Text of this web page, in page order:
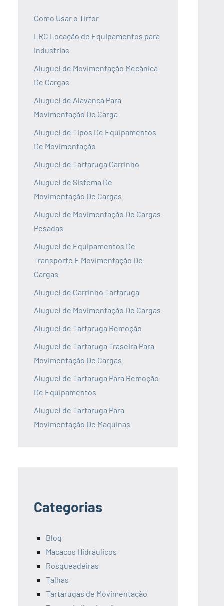
Como Usar o Tirfor
LRC Locação de Equipamentos para
Industrias
Aluguel de Movimentação Mecânica
De Cargas
Aluguel de Alavanca Para
Movimentação De Carga
Aluguel de Tipos De Equipamentos
De Movimentação
Aluguel de Tartaruga Carrinho
Aluguel de Sistema De
Movimentação De Cargas
Aluguel de Movimentação De Cargas
Pesadas
Aluguel de Equipamentos De
Transporte E Movimentação De
Cargas
Aluguel de Carrinho Tartaruga
Aluguel de Movimentação De Cargas
Aluguel de Tartaruga Remoção
Aluguel de Tartaruga Traseira Para
Movimentação De Cargas
Aluguel de Tartaruga Para Remoção
De Equipamentos
Aluguel de Tartaruga Para
Movimentação De Maquinas
Categorias
Blog
Macacos Hidráulicos
Rosqueadeiras
Talhas
Tartarugas de Movimentação